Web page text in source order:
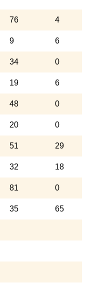
76
4
9
6
34
0
19
6
48
0
20
0
51
29
32
18
81
0
35
65